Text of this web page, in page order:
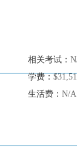
相关考试：
学费：
生活费： N/A